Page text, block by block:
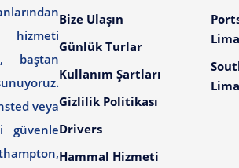
baştan
veya
güvenle
Bize Ulaşın
Günlük Turlar
Kullanım Şartları
Gizlilik Politikası
Drivers
Hammal Hizmeti